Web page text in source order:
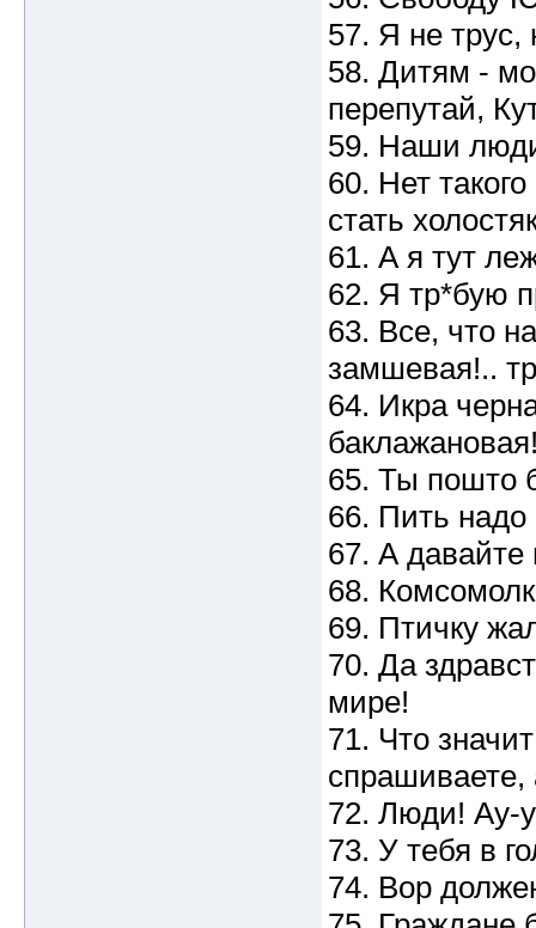
57. Я не трус,
58. Дитям -
перепутай,
59. Наши
60. Нет
стать
61. А я тут
62. Я тр*бую
63. Все, что
замшевая!..
64. Икра
65. Ты пошто
66. Пить
67. А
68.
69. Птичку
70. Да
мире!
71. Что
спрашиваете,
72. Люди! Ау-
73. У тебя в
74. Вор